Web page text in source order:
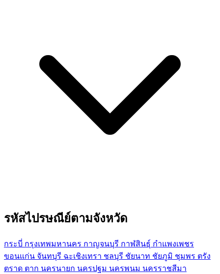
รหัสไปรษณีย์ตามจังหวัด
กระบี่ กรุงเทพมหานคร กาญจนบุรี กาฬสินธุ์ กำแพงเพชร
ขอนแก่น จันทบุรี ฉะเชิงเทรา ชลบุรี ชัยนาท ชัยภูมิ ชุมพร ตรัง
ตราด ตาก นครนายก นครปฐม นครพนม นครราชสีมา